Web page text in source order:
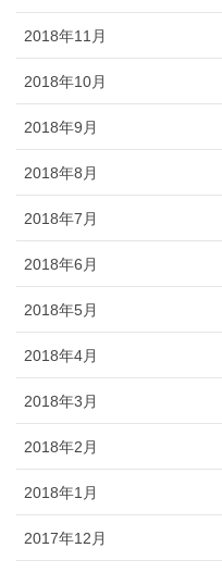
2018年11月
2018年10月
2018年9月
2018年8月
2018年7月
2018年6月
2018年5月
2018年4月
2018年3月
2018年2月
2018年1月
2017年12月